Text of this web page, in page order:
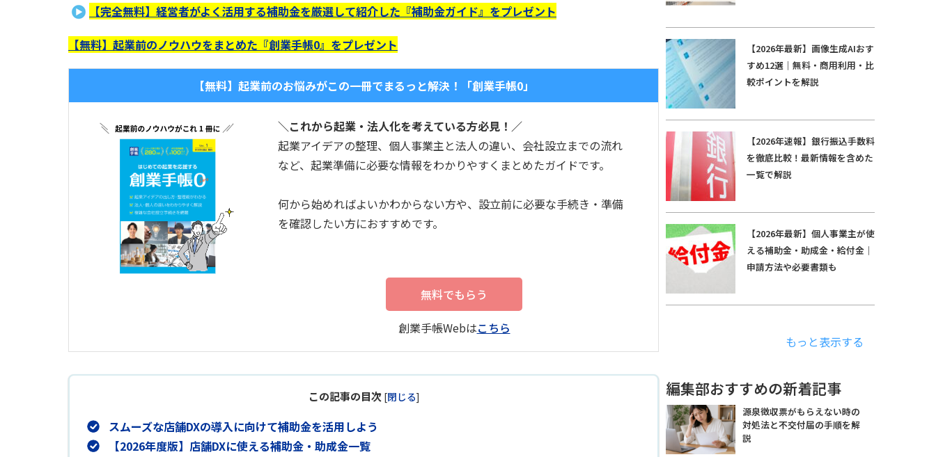
【完全無料】経営者がよく活用する補助金を厳選して紹介した『補助金ガイド』をプレゼント
【無料】起業前のノウハウをまとめた『創業手帳0』をプレゼント
【無料】起業前のお悩みがこの一冊でまるっと解決！「創業手帳0」
＼これから起業・法人化を考えている方必見！／
起業アイデアの整理、個人事業主と法人の違い、会社設立までの流れ
など、起業準備に必要な情報をわかりやすくまとめたガイドです。
何から始めればよいかわからない方や、設立前に必要な手続き・準備
を確認したい方におすすめです。
無料でもらう
創業手帳Webはこちら
この記事の目次 [閉じる]
スムーズな店舗DXの導入に向けて補助金を活用しよう
【2026年度版】店舗DXに使える補助金・助成金一覧
【2026年最新】画像生成AIおす
すめ12選｜無料・商用利用・比
較ポイントを解説
【2026年速報】銀行振込手数料
を徹底比較！最新情報を含めた
一覧で解説
【2026年最新】個人事業主が使
える補助金・助成金・給付金｜
申請方法や必要書類も
もっと表示する
編集部おすすめの新着記事
源泉徴収票がもらえない時の
対処法と不交付届の手順を解
説